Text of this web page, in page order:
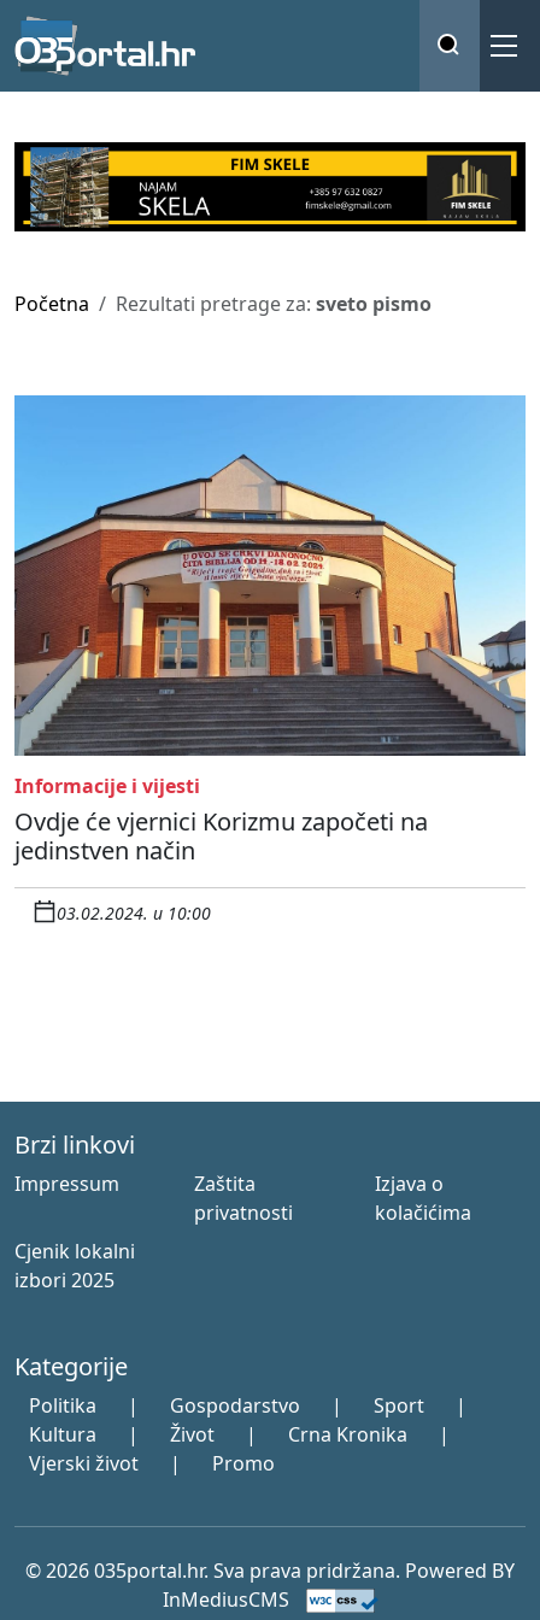
Početna Rezultati pretrage za: sveto pismo
Informacije i vijesti
Ovdje će vjernici Korizmu započeti na
jedinstven način
03.02.2024. u 10:00
Brzi linkovi
Impressum
Zaštita
privatnosti
Izjava o
kolačićima
Cjenik lokalni
izbori 2025
Kategorije
Politika | Gospodarstvo | Sport
|
Kultura
| Život | Crna Kronika
|
Vjerski život
| Promo
© 2026 035portal.hr. Sva prava pridržana. Powered BY
InMediusCMS